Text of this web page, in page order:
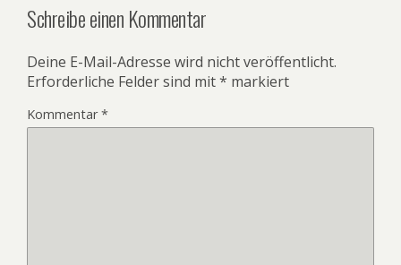
Schreibe einen Kommentar
Deine E-Mail-Adresse wird nicht veröffentlicht.
Erforderliche Felder sind mit* markiert
Kommentar*